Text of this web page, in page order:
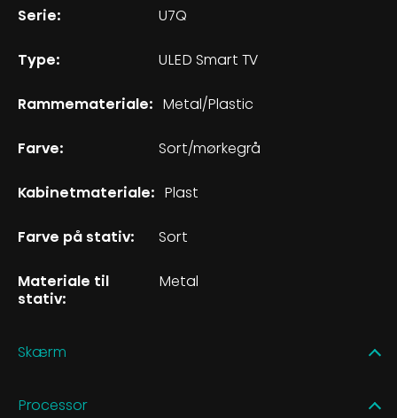
Serie: U7Q
Type: ULED Smart TV
Rammemateriale: Metal/Plastic
Farve: Sort/mørkegrå
Kabinetmateriale: Plast
Farve på stativ: Sort
Materiale til
stativ:
Metal
Skærm
Processor